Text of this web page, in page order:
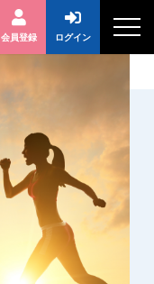
会員登録 ログイン